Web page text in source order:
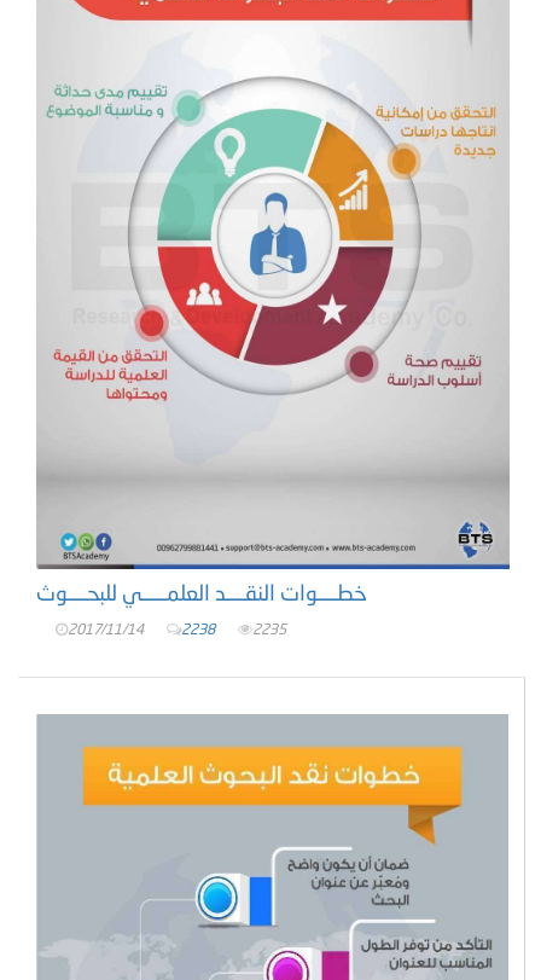
خطــــوات النقــــد العلمـــــي للبحــــوث
2017/11/14 2238 2235